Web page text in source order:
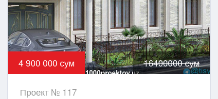
4 900 000 сум 16400000 сум
Проект № 117